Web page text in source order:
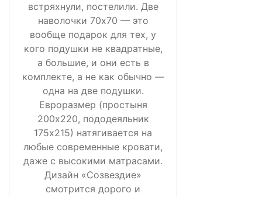
встряхнули, постелили. Две
наволочки 70х70 — это
вообще подарок для тех, у
кого подушки не квадратные,
а большие, и они есть в
комплекте, а не как обычно —
одна на две подушки.
Евроразмер (простыня
200х220, пододеяльник
175х215) натягивается на
любые современные кровати,
даже с высокими матрасами.
Дизайн «Созвездие»
смотрится дорого и